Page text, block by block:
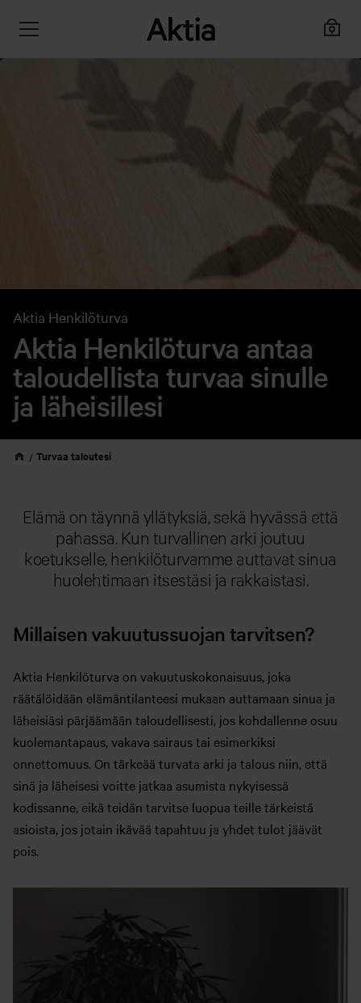
Aktia Henkilöturva
Aktia Henkilöturva antaa
taloudellista turvaa sinulle
ja läheisillesi
Turvaa taloutesi
Elämä on täynnä yllätyksiä, sekä hyvässä että
pahassa. Kun turvallinen arki joutuu
koetukselle, henkilöturvamme auttavat sinua
huolehtimaan itsestäsi ja rakkaistasi.
Millaisen vakuutussuojan tarvitsen?
Aktia Henkilöturva on vakuutuskokonaisuus, joka
räätälöidään elämäntilanteesi mukaan auttamaan sinua ja
läheisiäsi pärjäämään taloudellisesti, jos kohdallenne osuu
kuolemantapaus, vakava sairaus tai esimerkiksi
onnettomuus. On tärkeää turvata arki ja talous niin, että
sinä ja läheisesi voitte jatkaa asumista nykyisessä
kodissanne, eikä teidän tarvitse luopua teille tärkeistä
asioista, jos jotain ikävää tapahtuu ja yhdet tulot jäävät
pois.